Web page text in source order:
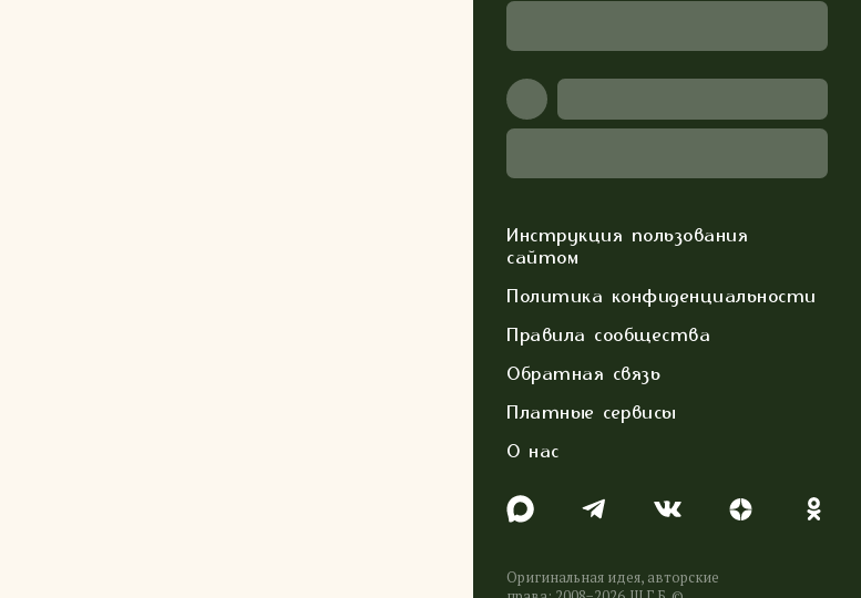
Инструкция пользования
сайтом
Политика конфиденциальности
Правила сообщества
Обратная связь
Платные сервисы
О нас
Оригинальная идея, авторские